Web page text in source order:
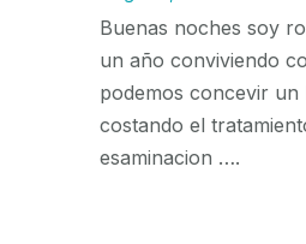
Buenas noches soy
un año conviviendo
podemos concevir un
costando el
esaminacion ….